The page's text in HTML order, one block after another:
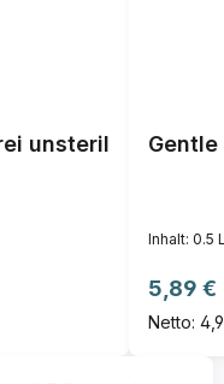
unsteril
Inhalt: 0.5
5,89 €
Netto: